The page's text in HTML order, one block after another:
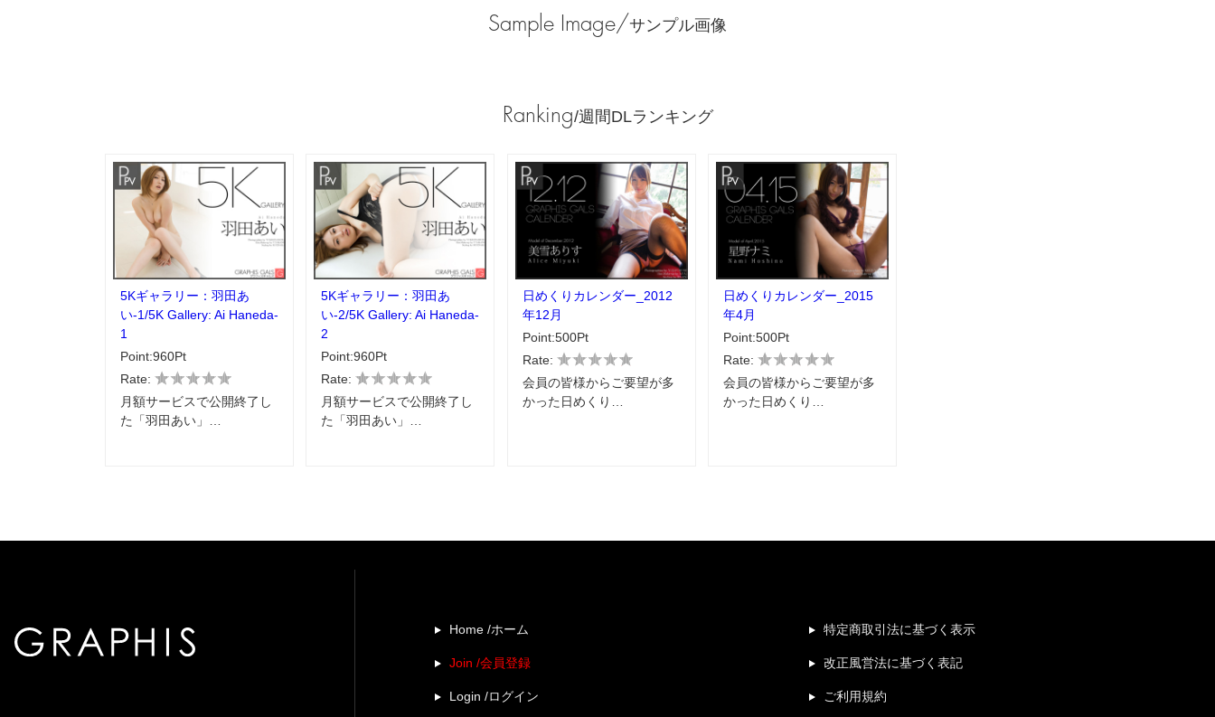
Sample Image/サンプル画像
Ranking/週間DLランキング
5Kギャラリー：羽田あ
い-1/5K Gallery: Ai Haneda-
1
Point:960Pt
Rate:
月額サービスで公開終了し
た「羽田あい」…
5Kギャラリー：羽田あ
い-2/5K Gallery: Ai Haneda-
2
Point:960Pt
Rate:
月額サービスで公開終了し
た「羽田あい」…
日めくりカレンダー_2012
年12月
Point:500Pt
Rate:
会員の皆様からご要望が多
かった日めくり…
日めくりカレンダー_2015
年4月
Point:500Pt
Rate:
会員の皆様からご要望が多
かった日めくり…
Home /ホーム
Join /会員登録
Login /ログイン
特定商取引法に基づく表示
改正風営法に基づく表記
ご利用規約